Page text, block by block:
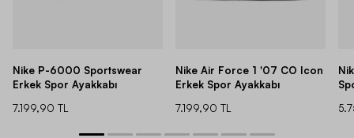
Nike P-6000 Sportswear
Erkek Spor Ayakkabı
7.199,90 TL
Nike Air Force 1 '07 CO Icon
Erkek Spor Ayakkabı
7.199,90 TL